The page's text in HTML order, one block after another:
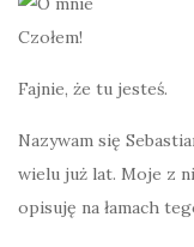
Czołem!
Fajnie, że tu jesteś.
Nazywam się
wielu już lat. Moje z
opisuję na łamach